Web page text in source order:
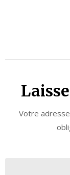
Votre